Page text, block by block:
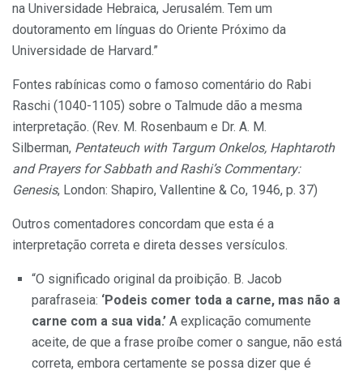
na Universidade Hebraica, Jerusalém. Tem um
doutoramento em línguas do Oriente Próximo da
Universidade de Harvard.”
Fontes rabínicas como o famoso comentário do Rabi
Raschi (1040-1105) sobre o Talmude dão a mesma
interpretação. (Rev. M. Rosenbaum e Dr. A. M.
Silberman, Pentateuch with Targum Onkelos, Haphtaroth
and Prayers for Sabbath and Rashi’s Commentary:
Genesis, London: Shapiro, Vallentine & Co, 1946, p. 37)
Outros comentadores concordam que esta é a
interpretação correta e direta desses versículos.
“O significado original da proibição. B. Jacob
parafraseia: ‘Podeis comer toda a carne, mas não a
carne com a sua vida.’ A explicação comumente
aceite, de que a frase proíbe comer o sangue, não está
correta, embora certamente se possa dizer que é